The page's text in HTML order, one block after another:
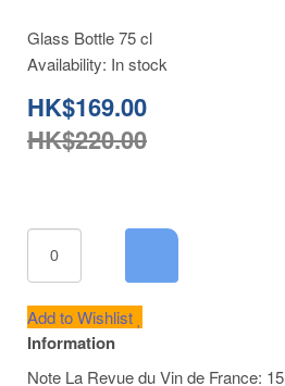
Glass Bottle 75 cl
Availability: In stock
HK$169.00
HK$220.00
Add to Wishlist
Information
Note La Revue du Vin de France: 15